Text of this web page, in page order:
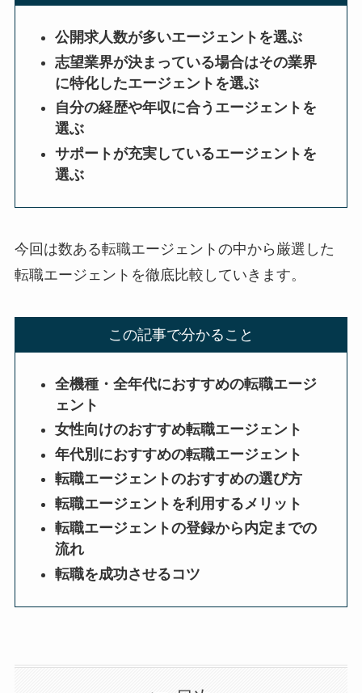
公開求人数が多いエージェントを選ぶ
志望業界が決まっている場合はその業界
に特化したエージェントを選ぶ
自分の経歴や年収に合うエージェントを
選ぶ
サポートが充実しているエージェントを
選ぶ
今回は数ある転職エージェントの中から厳選した
転職エージェントを徹底比較していきます。
この記事で分かること
全機種・全年代におすすめの転職エージ
ェント
女性向けのおすすめ転職エージェント
年代別におすすめの転職エージェント
転職エージェントのおすすめの選び方
転職エージェントを利用するメリット
転職エージェントの登録から内定までの
流れ
転職を成功させるコツ